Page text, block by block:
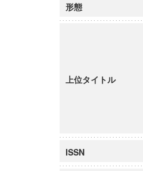
形態
上位タイトル
ISSN